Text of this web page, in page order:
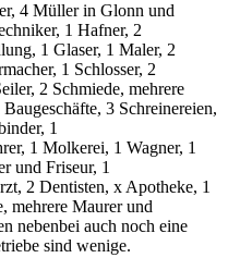
4 Müller in Glonn und
1 Hafner, 2
1 Glaser, 1 Maler, 2
1 Schlosser, 2
2 Schmiede, mehrere
3 Schreinereien,
1
1 Molkerei, 1 Wagner, 1
und Friseur, 1
2 Dentisten, x Apotheke, 1
mehrere Maurer und
nebenbei auch noch eine
sind wenige.